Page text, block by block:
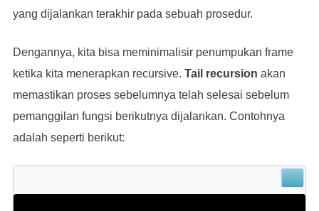
yang dijalankan terakhir pada sebuah prosedur.
Dengannya, kita bisa meminimalisir penumpukan frame
ketika kita menerapkan recursive. Tail recursion akan
memastikan proses sebelumnya telah selesai sebelum
pemanggilan fungsi berikutnya dijalankan. Contohnya
adalah seperti berikut: